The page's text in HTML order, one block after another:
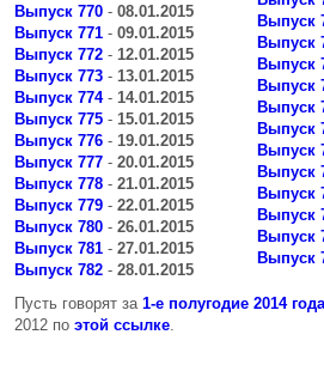
Выпуск 770 - 08.01.2015
Выпуск 771 - 09.01.2015
Выпуск 772 - 12.01.2015
Выпуск 773 - 13.01.2015
Выпуск 774- 14.01.2015
Выпуск 775 - 15.01.2015
Выпуск 776 - 19.01.2015
Выпуск 777 - 20.01.2015
Выпуск 778 - 21.01.2015
Выпуск 779 - 22.01.2015
Выпуск 780 - 26.01.2015
Выпуск 781 - 27.01.2015
Выпуск 782 - 28.01.2015
Выпуск
Выпуск
Выпуск
Выпуск
Выпуск
Выпуск
Выпуск
Выпуск
Выпуск
Выпуск
Выпуск
Выпуск
Пусть говорят за 1-е полугодие 2014 года
2012 по этой ссылке.